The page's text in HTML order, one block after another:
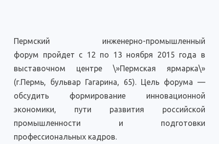
Пермский инженерно-промышленный
форум пройдет с 12 по 13 ноября 2015 года в
выставочном центре \»Пермская ярмарка\»
(г.Пермь, бульвар Гагарина, 65). Цель форума —
обсудить формирование инновационной
экономики, пути развития российской
промышленности и подготовки
профессиональных кадров.